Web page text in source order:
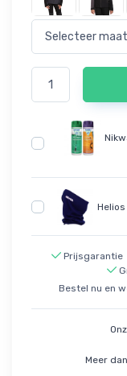
Prijsgarantie
Bestel nu en
Meer dan